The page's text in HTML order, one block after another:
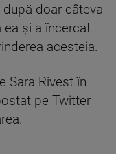
doar câteva
ea și a încercat
acesteia.
Sara Rivest în
pe Twitter